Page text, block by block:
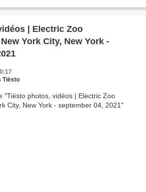
| Electric Zoo
York City, New York -
Tiësto